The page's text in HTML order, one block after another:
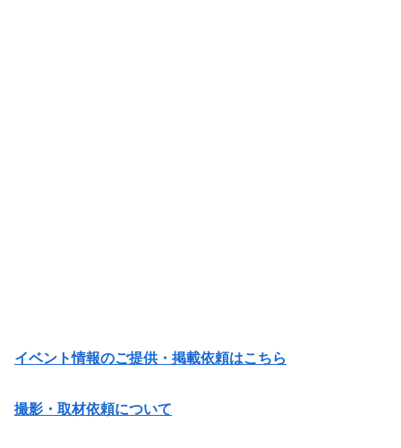
イベント情報のご提供・掲載依頼はこちら
撮影・取材依頼について